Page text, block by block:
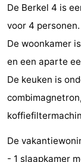
De
Gouden
Spar
-
De
Noordduinen
-
Duinresort
-
Duinen
Parc
Last
De Berkel 4 is
voor 4 personen.
De woonkamer
en een aparte
De keuken is
De
- 1 slaapkamer